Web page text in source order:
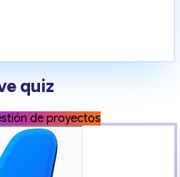
quiz
de proyectos